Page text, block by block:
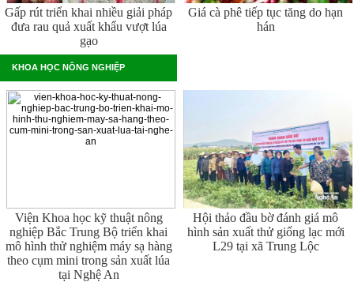
Gấp rút triển khai nhiều giải pháp
đưa rau quả xuất khẩu vượt lúa
gạo
Giá cà phê tiếp tục tăng do hạn
hán
KHOA HỌC NÔNG NGHIỆP
Viện Khoa học kỹ thuật nông
nghiệp Bắc Trung Bộ triển khai
mô hình thử nghiệm máy sạ hàng
theo cụm mini trong sản xuất lúa
tại Nghệ An
Hội thảo đầu bờ đánh giá mô
hình sản xuất thử giống lạc mới
L29 tại xã Trung Lộc